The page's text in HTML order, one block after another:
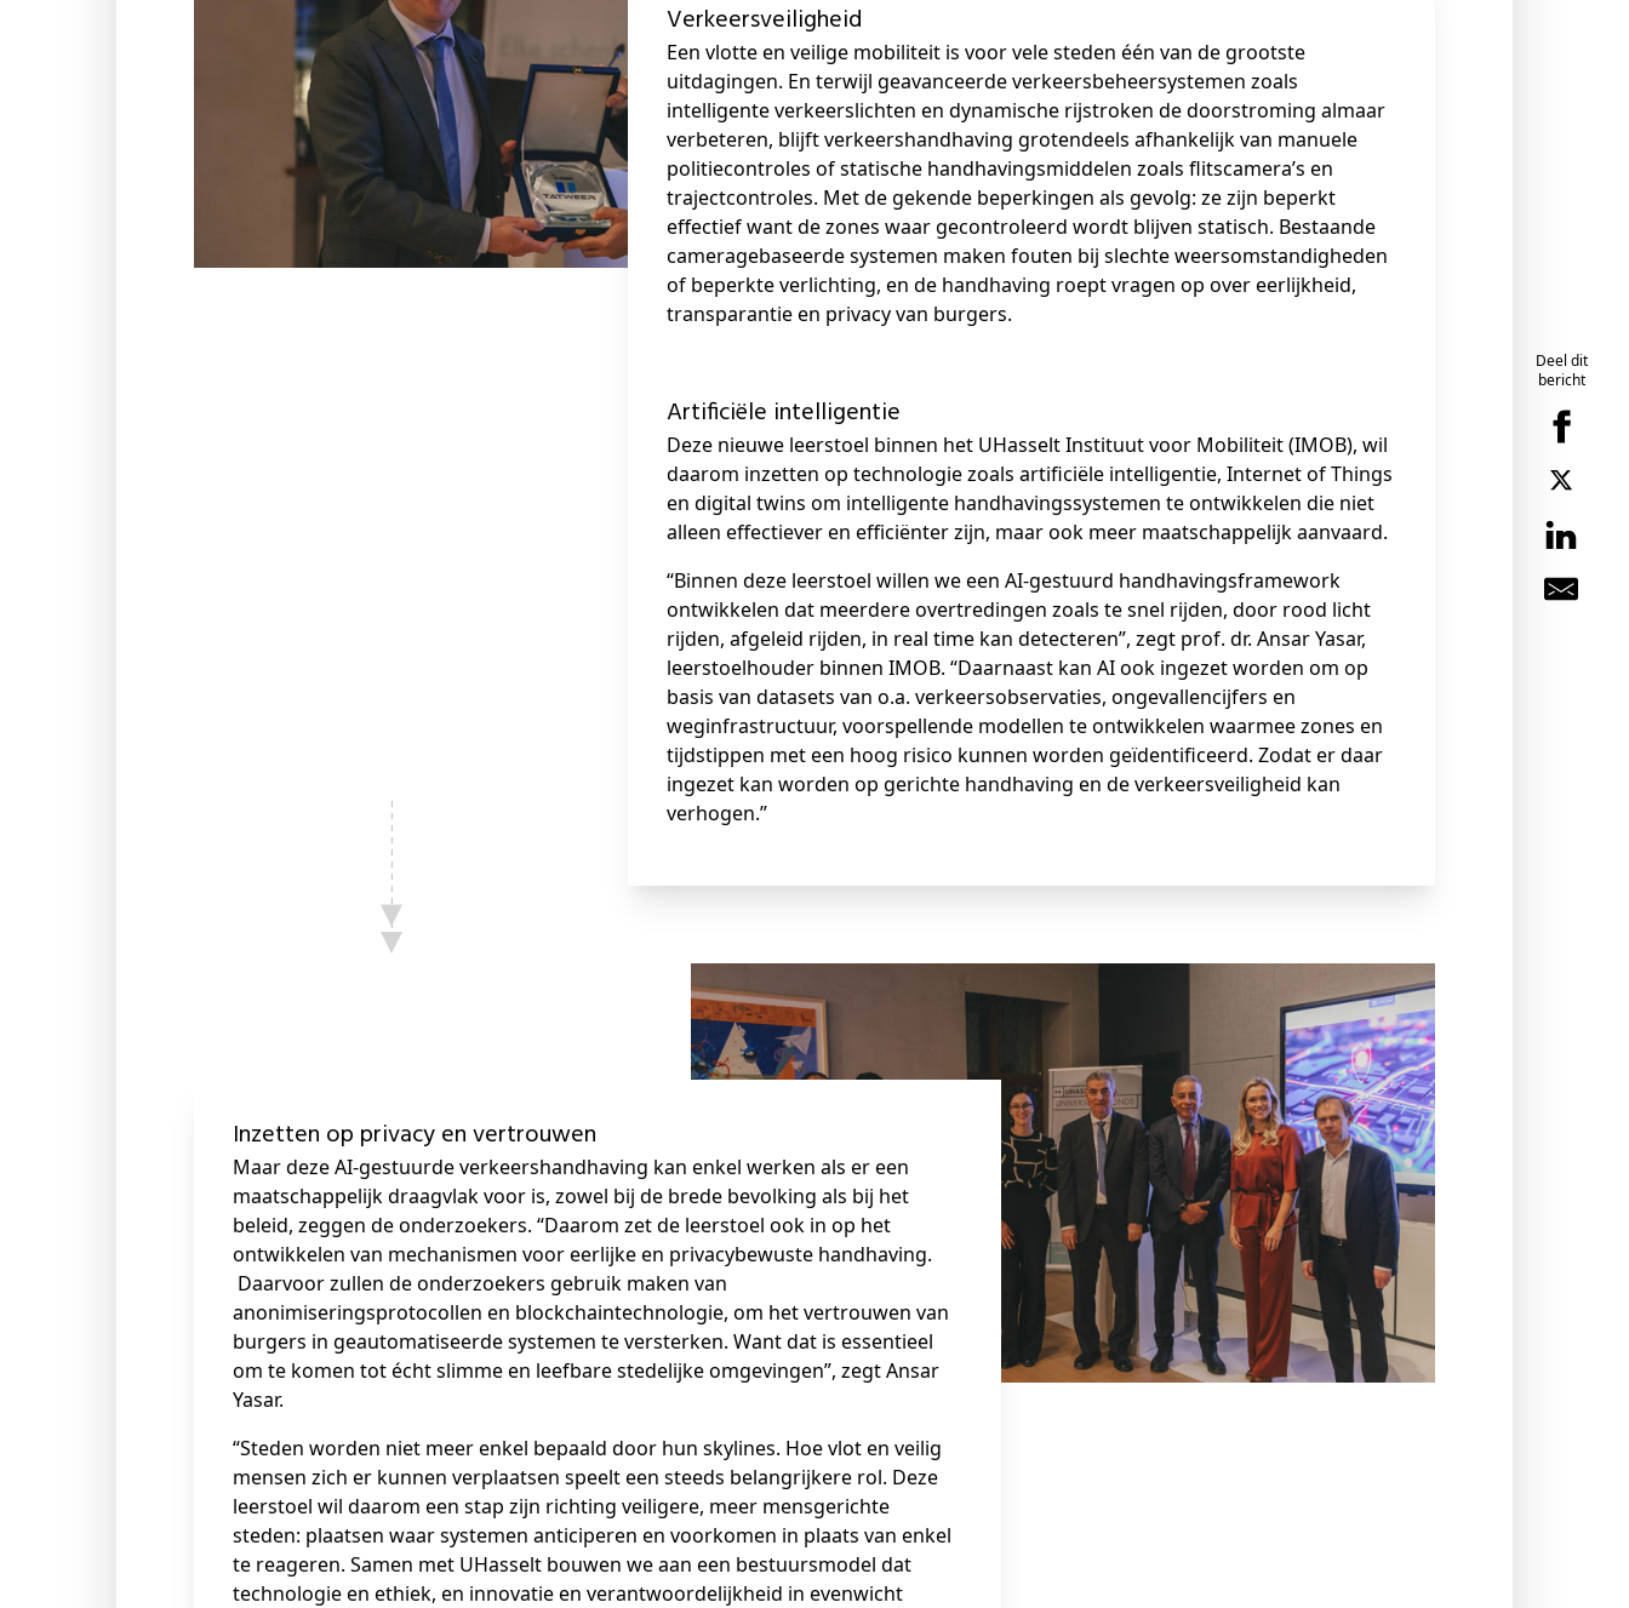
Verkeersveiligheid
Een vlotte en veilige mobiliteit is voor vele steden één van de grootste
uitdagingen. En terwijl geavanceerde verkeersbeheersystemen zoals
intelligente verkeerslichten en dynamische rijstroken de doorstroming almaar
verbeteren, blijft verkeershandhaving grotendeels afhankelijk van manuele
politiecontroles of statische handhavingsmiddelen zoals flitscamera’s en
trajectcontroles. Met de gekende beperkingen als gevolg: ze zijn beperkt
effectief want de zones waar gecontroleerd wordt blijven statisch. Bestaande
cameragebaseerde systemen maken fouten bij slechte weersomstandigheden
of beperkte verlichting, en de handhaving roept vragen op over eerlijkheid,
transparantie en privacy van burgers.
Artificiële intelligentie
Deze nieuwe leerstoel binnen het UHasselt Instituut voor Mobiliteit (IMOB), wil
daarom inzetten op technologie zoals artificiële intelligentie, Internet of Things
en digital twins om intelligente handhavingssystemen te ontwikkelen die niet
alleen effectiever en efficiënter zijn, maar ook meer maatschappelijk aanvaard.
“Binnen deze leerstoel willen we een AI-gestuurd handhavingsframework
ontwikkelen dat meerdere overtredingen zoals te snel rijden, door rood licht
rijden, afgeleid rijden, in real time kan detecteren”, zegt prof. dr. Ansar Yasar,
leerstoelhouder binnen IMOB. “Daarnaast kan AI ook ingezet worden om op
basis van datasets van o.a. verkeersobservaties, ongevallencijfers en
weginfrastructuur, voorspellende modellen te ontwikkelen waarmee zones en
tijdstippen met een hoog risico kunnen worden geïdentificeerd. Zodat er daar
ingezet kan worden op gerichte handhaving en de verkeersveiligheid kan
verhogen.”
Inzetten op privacy en vertrouwen
Maar deze AI-gestuurde verkeershandhaving kan enkel werken als er een
maatschappelijk draagvlak voor is, zowel bij de brede bevolking als bij het
beleid, zeggen de onderzoekers. “Daarom zet de leerstoel ook in op het
ontwikkelen van mechanismen voor eerlijke en privacybewuste handhaving.
Daarvoor zullen de onderzoekers gebruik maken van
anonimiseringsprotocollen en blockchaintechnologie, om het vertrouwen van
burgers in geautomatiseerde systemen te versterken. Want dat is essentieel
om te komen tot écht slimme en leefbare stedelijke omgevingen”, zegt Ansar
Yasar.
“Steden worden niet meer enkel bepaald door hun skylines. Hoe vlot en veilig
mensen zich er kunnen verplaatsen speelt een steeds belangrijkere rol. Deze
leerstoel wil daarom een stap zijn richting veiligere, meer mensgerichte
steden: plaatsen waar systemen anticiperen en voorkomen in plaats van enkel
te reageren. Samen met UHasselt bouwen we aan een bestuursmodel dat
technologie en ethiek, en innovatie en verantwoordelijkheid in evenwicht
Deel dit
bericht